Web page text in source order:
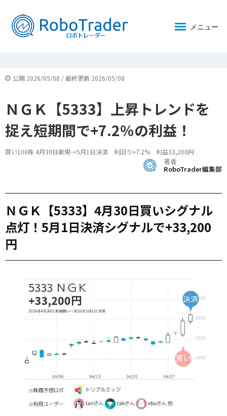
メニュー
公開 2026/05/08 / 最終更新 2026/05/08
ＮＧＫ【5333】上昇トレンドを
捉え短期間で+7.2％の利益！
買い100株 4月30日新規→5月1日決済 利回り+7.2% 利益33,200円
著者
RoboTrader編集部
ＮＧＫ【5333】4月30日買いシグナル
点灯！5月1日決済シグナルで+33,200
円